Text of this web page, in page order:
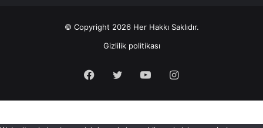
© Copyright 2026 Her Hakkı Saklıdır.
Gizlilik politikası
Facebook
X YouTubeInstagram